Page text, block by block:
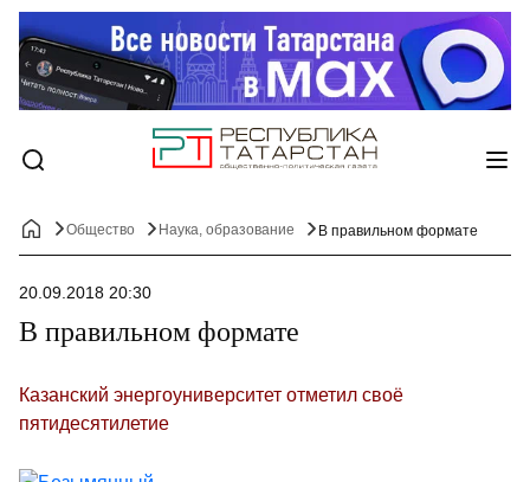
Общество Наука, образование В правильном формате
20.09.2018 20:30
В правильном формате
Казанский энергоуниверситет отметил своё
пятидесятилетие